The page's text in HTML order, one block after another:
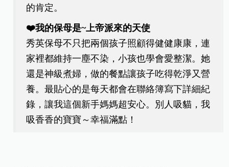
的肯定。
❤️我的保母是~上帝派來的天使
秀英保母不只把兩個孩子照顧得健健康康，連
家裡都維持一塵不染，小孩也學會愛整潔。她
還是神級煮婦，做的餐點讓孩子吃得乾淨又營
養。最貼心的是每天都會在聯絡簿寫下詳細紀
錄，讓我這個新手媽媽超安心。別人吸貓，我
吸香香的寶寶～幸福滿點！